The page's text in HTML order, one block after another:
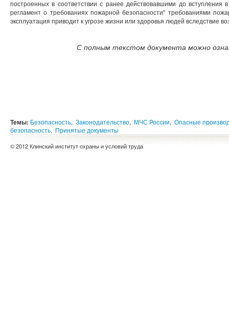
построенных в соответствии с ранее действовавшими до вступления
регламент о требованиях пожарной безопасности" требованиями
эксплуатация приводит к угрозе жизни или здоровья людей вследствие
С полным текстом документа можно
Темы: Безопасность, Законодательство, МЧС России, Опасные
безопасность, Принятые документы
© 2012 Клинский институт охраны и условий труда